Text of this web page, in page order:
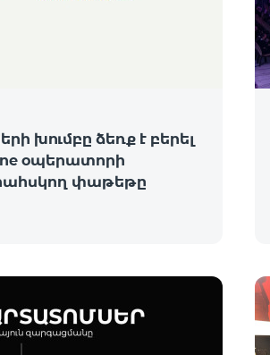
խումբը ձեռք է բերել
օպերատորի
փաթեթը